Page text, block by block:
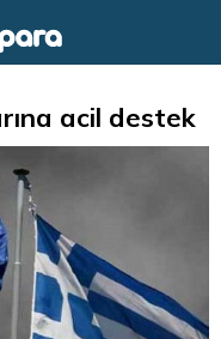
acil destek